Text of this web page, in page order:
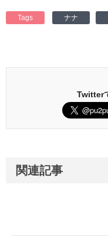
Tags ナナ
Twitter
関連記事